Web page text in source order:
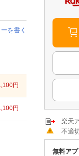
を書く
円
円
楽天
不適
無料アプ